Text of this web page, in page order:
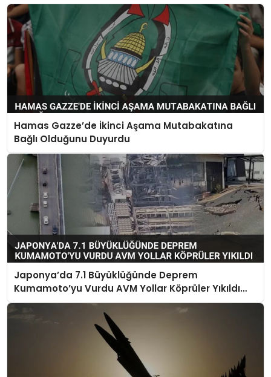
Hamas Gazze’de İkinci Aşama Mutabakatına
Bağlı Olduğunu Duyurdu
Japonya’da 7.1 Büyüklüğünde Deprem
Kumamoto’yu Vurdu AVM Yollar Köprüler Yıkıldı
Çok Sayıda Can Kaybı Var